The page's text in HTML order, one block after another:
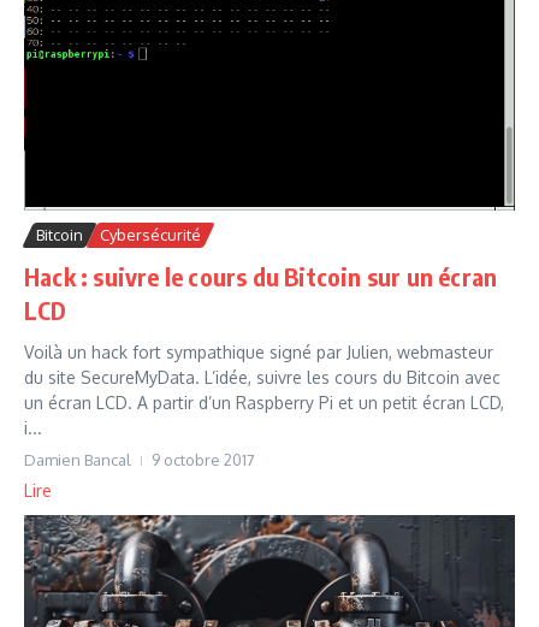
Bitcoin Cybersécurité
Hack : suivre le cours du Bitcoin sur un écran
LCD
Voilà un hack fort sympathique signé par Julien, webmasteur
du site SecureMyData. L’idée, suivre les cours du Bitcoin avec
un écran LCD. A partir d’un Raspberry Pi et un petit écran LCD,
i...
Damien Bancal 9 octobre 2017
Lire